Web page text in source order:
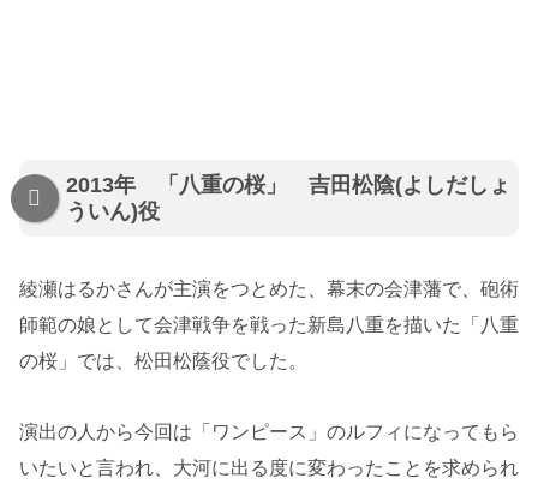
2013年 「八重の桜」 吉田松陰(よしだしょ
ういん)役
綾瀬はるかさんが主演をつとめた、幕末の会津藩で、砲術
師範の娘として会津戦争を戦った新島八重を描いた「八重
の桜」では、松田松蔭役でした。
演出の人から今回は「ワンピース」のルフィになってもら
いたいと言われ、大河に出る度に変わったことを求められ